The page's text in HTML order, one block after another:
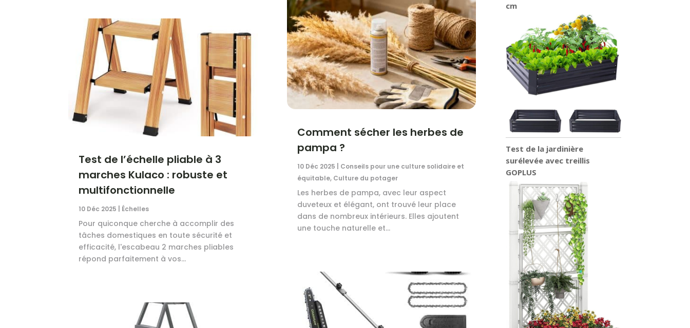
Test de l’échelle pliable à 3
marches Kulaco : robuste et
multifonctionnelle
10 Déc 2025 Échelles
Pour quiconque cherche à accomplir des
tâches domestiques en toute sécurité et
efficacité, l'escabeau 2 marches pliables
répond parfaitement à vos...
Comment sécher les herbes de
pampa ?
10 Déc 2025
Conseils pour une culture solidaire et
équitable, Culture du potager
Les herbes de pampa, avec leur aspect
duveteux et élégant, ont trouvé leur place
dans de nombreux intérieurs. Elles ajoutent
une touche naturelle et...
cm
Test de la jardinière
surélevée avec treillis
GOPLUS